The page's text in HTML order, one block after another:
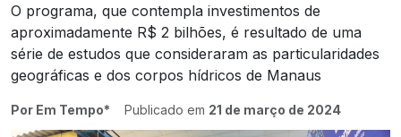
O programa, que contempla investimentos de
aproximadamente R$ 2 bilhões, é resultado de uma
série de estudos que consideraram as particularidades
geográficas e dos corpos hídricos de Manaus
Por Em Tempo* Publicado em 21 de março de 2024